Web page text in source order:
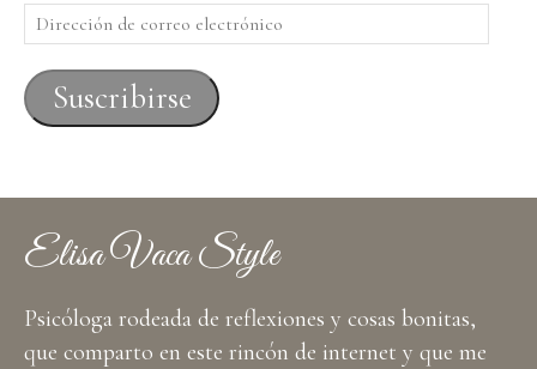
Dirección
de
correo
electrónico
Suscribirse
Elisa Vaca Style
Psicóloga rodeada de reflexiones y cosas bonitas,
que comparto en este rincón de internet y que me